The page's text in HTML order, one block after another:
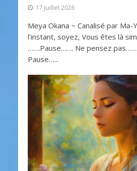
17 juillet 2026
Meya Okana ~ Canalisé par Ma-
l’instant, soyez, Vous êtes là
…….Pause……. Ne pensez
Pause…...